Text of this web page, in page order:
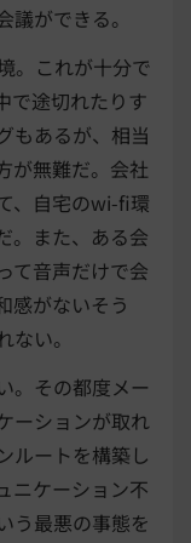
ができる。
。これが十分で
で途切れたりす
もあるが、相当
が無難だ。会社
、自宅のwi-fi環
。また、ある会
て音声だけで会
感がないそう
い。
。その都度メー
ーションが取れ
ルートを構築し
ニケーション不
う最悪の事態を